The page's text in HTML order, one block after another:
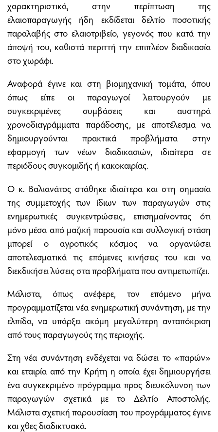
χαρακτηριστικά, στην περίπτωση της
ελαιοπαραγωγής ήδη εκδίδεται δελτίο ποσοτικής
παραλαβής στο ελαιοτριβείο, γεγονός που κατά την
άποψή του, καθιστά περιττή την επιπλέον διαδικασία
στο χωράφι.
Αναφορά έγινε και στη βιομηχανική τομάτα, όπου
όπως είπε οι παραγωγοί λειτουργούν με
συγκεκριμένες συμβάσεις και αυστηρά
χρονοδιαγράμματα παράδοσης, με αποτέλεσμα να
δημιουργούνται πρακτικά προβλήματα στην
εφαρμογή των νέων διαδικασιών, ιδιαίτερα σε
περιόδους συγκομιδής ή κακοκαιρίας.
Ο κ. Βαλιανάτος στάθηκε ιδιαίτερα και στη σημασία
της συμμετοχής των ίδιων των παραγωγών στις
ενημερωτικές συγκεντρώσεις, επισημαίνοντας ότι
μόνο μέσα από μαζική παρουσία και συλλογική στάση
μπορεί ο αγροτικός κόσμος να οργανώσει
αποτελεσματικά τις επόμενες κινήσεις του και να
διεκδικήσει λύσεις στα προβλήματα που αντιμετωπίζει.
Μάλιστα, όπως ανέφερε, τον επόμενο μήνα
προγραμματίζεται νέα ενημερωτική συνάντηση, με την
ελπίδα, να υπάρξει ακόμη μεγαλύτερη ανταπόκριση
από τους παραγωγούς της περιοχής.
Στη νέα συνάντηση ενδέχεται να δώσει το «παρών»
και εταιρία από την Κρήτη η οποία έχει δημιουργήσει
ένα συγκεκριμένο πρόγραμμα προς διευκόλυνση των
παραγωγών σχετικά με το Δελτίο Αποστολής.
Μάλιστα σχετική παρουσίαση του προγράμματος έγινε
και χθες διαδικτυακά.